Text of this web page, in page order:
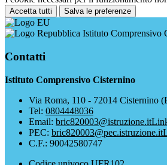
Accetta tutti Salva le preferenze
Istituto Comprensivo
Contatti
Istituto Comprensivo Cisternino
Via Roma, 110 - 72014 Cisternino
Tel: 0804448036
Email: bric820003@istruzione.it
PEC: bric820003@pec.istruzione.it
C.F.: 90042580747